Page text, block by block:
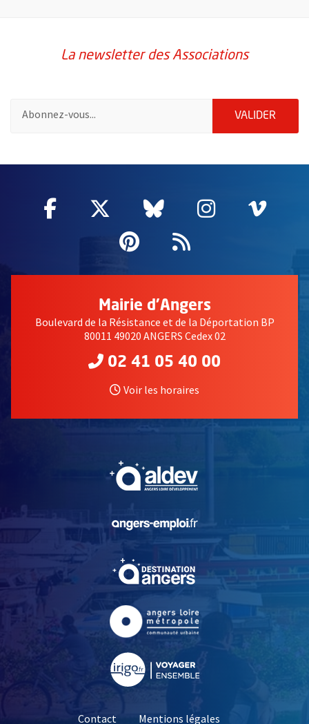
La newsletter des Associations
VALIDER
Facebook
, Ouvre une nouvelle fenêtre
Twitter
, Ouvre une nouvelle
Bluesky
, Ouvre une
Instagram
, Ouvre
,
Pinterest
, Ouvre une
Flux RSS
Mairie d'Angers
Boulevard de la Résistance et de la Déportation BP
80011 49020 ANGERS Cedex 02
02 41 05 40 00
Voir les horaires
, Ouvre une nouvelle
, Ouvre une nouvelle
Contact Mentions légales